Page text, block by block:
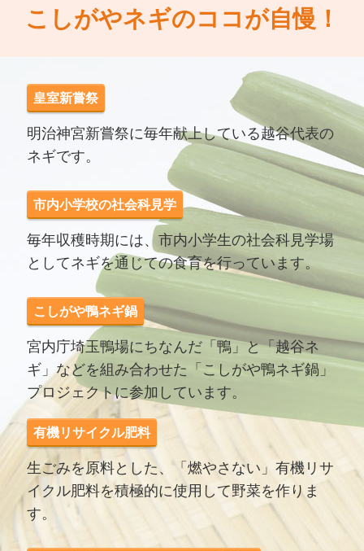
こしがやネギのココが自慢！
皇室新嘗祭
明治神宮新嘗祭に毎年献上している越谷代表の
ネギです。
市内小学校の社会科見学
毎年収穫時期には、市内小学生の社会科見学場
としてネギを通じての食育を行っています。
こしがや鴨ネギ鍋
宮内庁埼玉鴨場にちなんだ「鴨」と「越谷ネ
ギ」などを組み合わせた「こしがや鴨ネギ鍋」
プロジェクトに参加しています。
有機リサイクル肥料
生ごみを原料とした、「燃やさない」有機リサ
イクル肥料を積極的に使用して野菜を作りま
す。